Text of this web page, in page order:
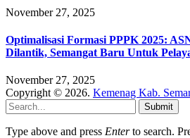
November 27, 2025
Optimalisasi Formasi PPPK 2025:
Dilantik, Semangat Baru Untuk
November 27, 2025
Copyright © 2026. Kemenag Kab.
Submit
Type above and press Enterto search.